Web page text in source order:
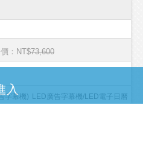
：NT$73,600
LED廣告字幕機/LED電子日曆
字幕機)
入